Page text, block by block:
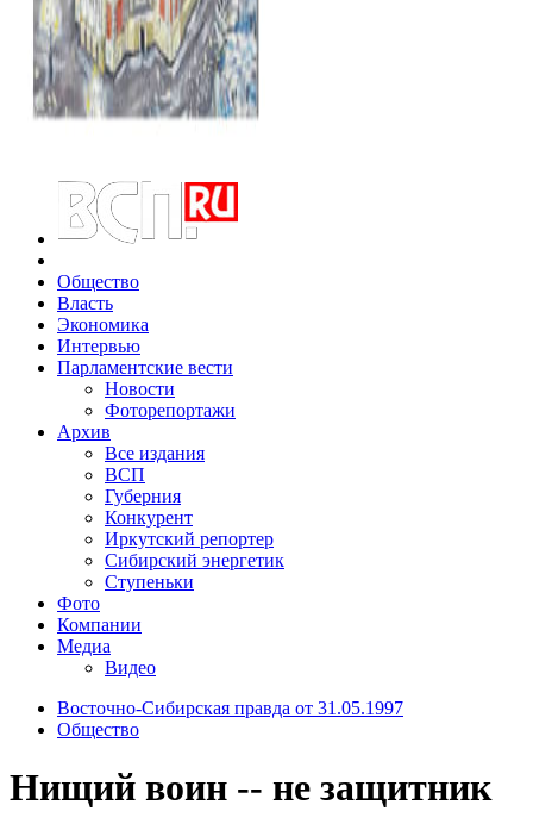
Общество
Власть
Экономика
Интервью
Парламентские вести
Новости
Фоторепортажи
Архив
Все издания
ВСП
Губерния
Конкурент
Иркутский репортер
Сибирский энергетик
Ступеньки
Фото
Компании
Медиа
Видео
Восточно-Сибирская правда от 31.05.1997
Общество
Нищий воин -- не защитник